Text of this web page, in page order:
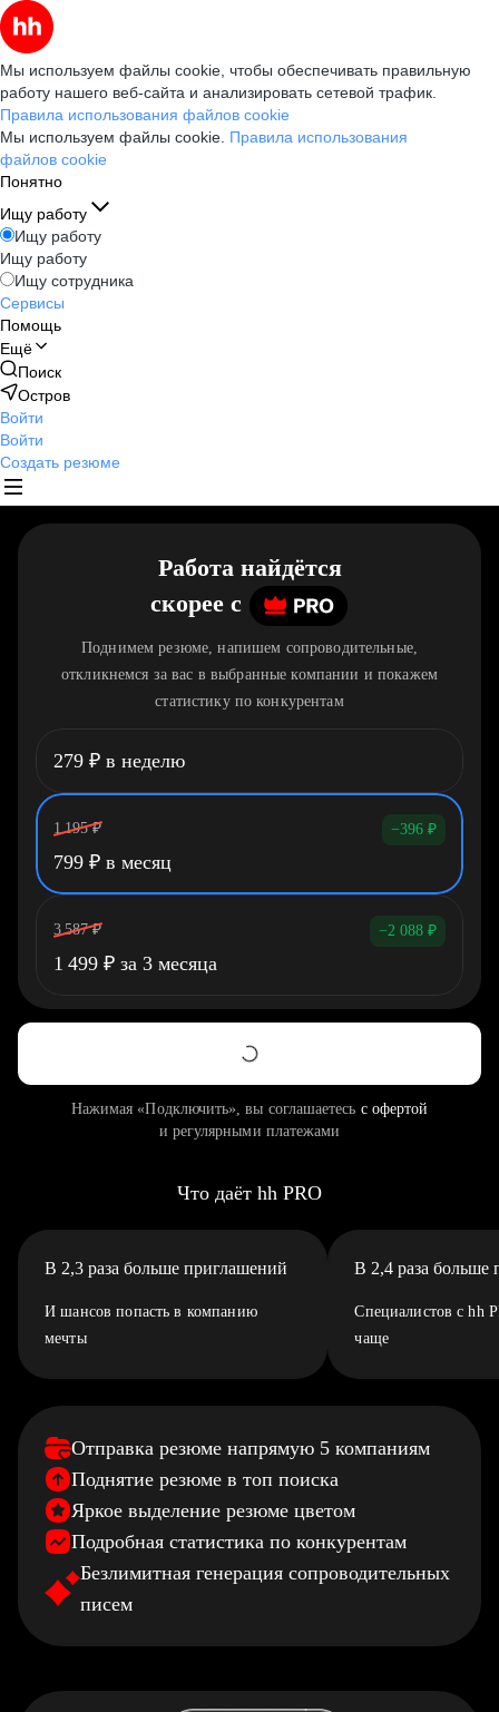
Мы используем файлы cookie, чтобы обеспечивать правильную
работу нашего веб-сайта и анализировать сетевой трафик.
Правила использования файлов cookie
Мы используем файлы cookie. Правила использования
файлов cookie
Понятно
Ищу работу
Ищу работу
Ищу работу
Ищу сотрудника
Сервисы
Помощь
Ещё
Поиск
Остров
Войти
Войти
Создать резюме
Работа найдётся
скорее c
Поднимем резюме, напишем сопроводительные,
откликнемся за вас в выбранные компании и покажем
статистику по конкурентам
279 ₽ в неделю
1 195 ₽ −396 ₽
799 ₽ в месяц
3 587 ₽ −2 088 ₽
1 499 ₽ за 3 месяца
Нажимая «Подключить», вы соглашаетесь с офертой
и регулярными платежами
Что даёт hh PRO
В 2,3 раза больше приглашений
И шансов попасть в компанию
мечты
В 2,4 раза больше
Специалистов с hh
чаще
Отправка резюме напрямую 5 компаниям
Поднятие резюме в топ поиска
Яркое выделение резюме цветом
Подробная статистика по конкурентам
Безлимитная генерация сопроводительных
писем